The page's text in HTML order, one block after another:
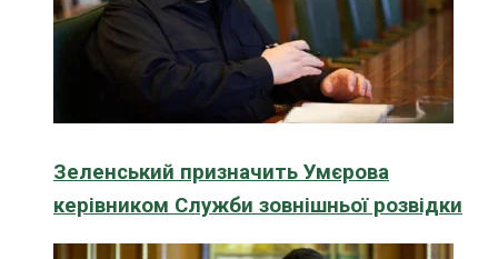
Зеленський призначить Умєрова
керівником Служби зовнішньої розвідки